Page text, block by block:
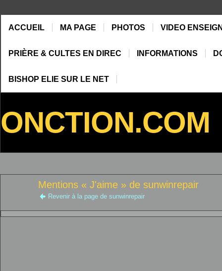
ACCUEIL MA PAGE PHOTOS VIDEO
PRIÈRE & CULTES EN DIREC INFORMATIONS
BISHOP ELIE SUR LE NET
ONCTION.COM
Mentions « J'aime » de sunwinrepair
Revenir à la page de sunwinrepair